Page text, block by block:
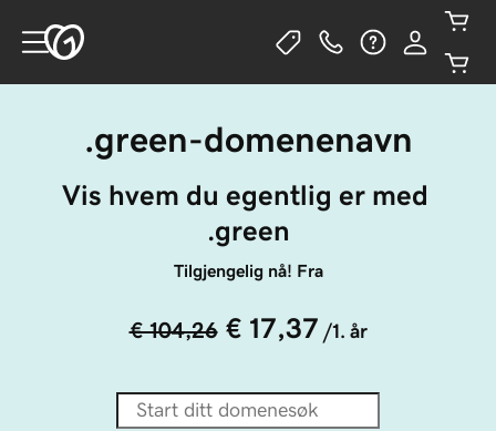
.green-domenenavn
Vis hvem du egentlig er med
.green
Tilgjengelig nå! Fra
€ 104,26 € 17,37 /1. år